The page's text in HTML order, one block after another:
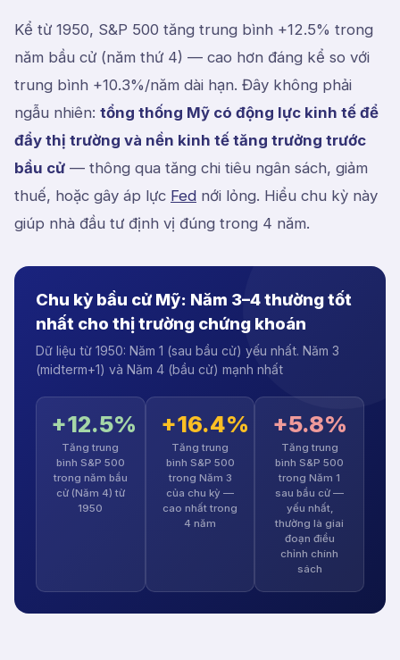
Kể từ 1950, S&P 500 tăng trung bình +12.5% trong
năm bầu cử (năm thứ 4) — cao hơn đáng kể so với
trung bình +10.3%/năm dài hạn. Đây không phải
ngẫu nhiên: tổng thống Mỹ có động lực kinh tế để
đẩy thị trường và nền kinh tế tăng trưởng trước
bầu cử — thông qua tăng chi tiêu ngân sách, giảm
thuế, hoặc gây áp lực Fed nới lỏng. Hiểu chu kỳ này
giúp nhà đầu tư định vị đúng trong 4 năm.
Chu kỳ bầu cử Mỹ: Năm 3–4 thường tốt
nhất cho thị trường chứng khoán
Dữ liệu từ 1950: Năm 1 (sau bầu cử) yếu nhất. Năm 3
(midterm+1) và Năm 4 (bầu cử) mạnh nhất
+12.5%
Tăng trung
bình S&P 500
trong năm bầu
cử (Năm 4) từ
1950
+16.4%
Tăng trung
bình S&P 500
trong Năm 3
của chu kỳ —
cao nhất trong
4 năm
+5.8%
Tăng trung
bình S&P 500
trong Năm 1
sau bầu cử —
yếu nhất,
thường là giai
đoạn điều
chỉnh chính
sách